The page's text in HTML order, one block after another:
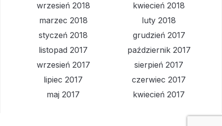
wrzesień 2018
kwiecień 2018
marzec 2018
luty 2018
styczeń 2018
grudzień 2017
listopad 2017
październik 2017
wrzesień 2017
sierpień 2017
lipiec 2017
czerwiec 2017
maj 2017
kwiecień 2017